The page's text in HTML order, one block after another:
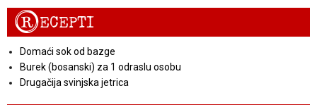
RECEPTI
Domaći sok od bazge
Burek (bosanski) za 1 odraslu osobu
Drugačija svinjska jetrica